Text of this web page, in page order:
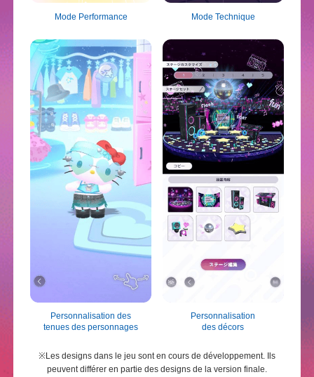
Mode Performance Mode Technique
Personnalisation des
tenues des personnages
Personnalisation
des décors
※Les designs dans le jeu sont en cours de développement. Ils
peuvent différer en partie des designs de la version finale.